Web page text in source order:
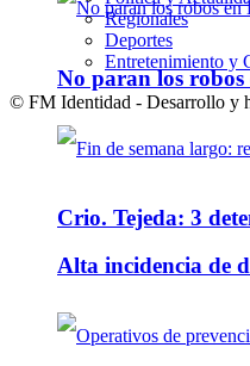
No paran los
Crio. Tejeda: 3
Alta incidencia de
Regionales
Deportes
Entretenimiento y
© FM Identidad - Desarrollo y